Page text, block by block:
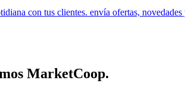
con tus clientes. envía ofertas,
MarketCoop.